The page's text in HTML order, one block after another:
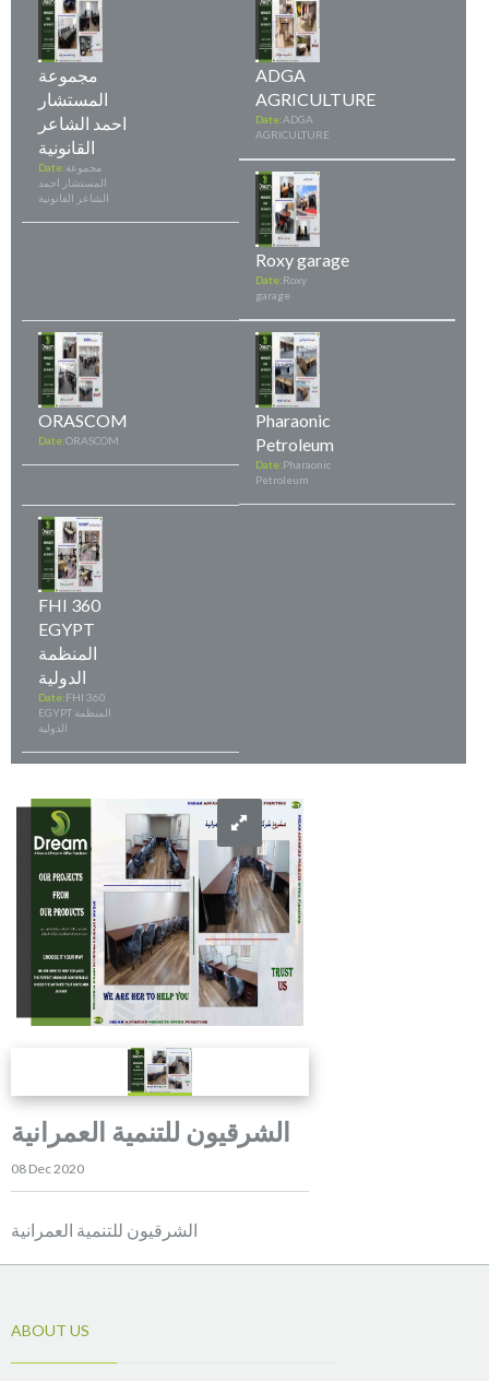
مجموعة
المستشار
احمد الشاعر
القانونية
Date:مجموعة
المستشار احمد
الشاعر القانونية
ADGA
AGRICULTURE
Date:ADGA
AGRICULTURE
Roxy garage
Date:Roxy
garage
ORASCOM
Date:ORASCOM
Pharaonic
Petroleum
Date:Pharaonic
Petroleum
FHI 360
EGYPT
المنظمة
الدولية
Date:FHI 360
EGYPT المنظمة
الدولية
الشرقيون للتنمية العمرانية
08 Dec 2020
الشرقيون للتنمية العمرانية
ABOUT US